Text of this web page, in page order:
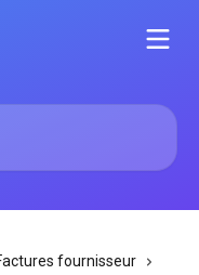
fournisseur